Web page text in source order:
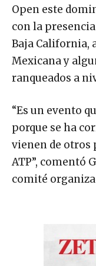
Open este
con la
Baja California,
Mexicana y
ranqueados a
“Es un evento
porque se ha
vienen de otros
ATP”, comentó
comité